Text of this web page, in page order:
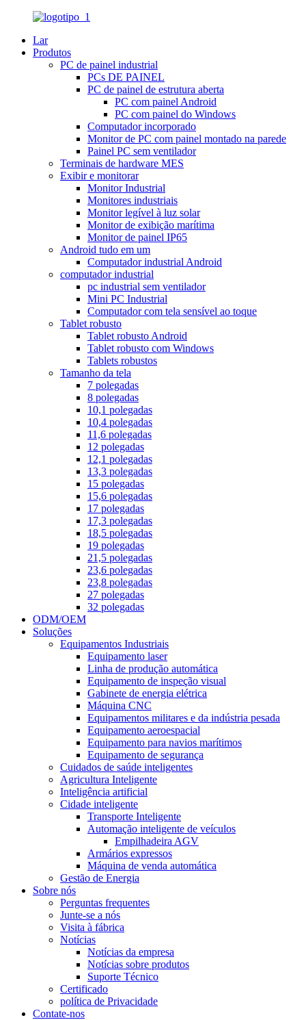
Lar
Produtos
PC de painel industrial
PCs DE PAINEL
PC de painel de estrutura aberta
PC com painel Android
PC com painel do Windows
Computador incorporado
Monitor de PC com painel montado na parede
Painel PC sem ventilador
Terminais de hardware MES
Exibir e monitorar
Monitor Industrial
Monitores industriais
Monitor legível à luz solar
Monitor de exibição marítima
Monitor de painel IP65
Android tudo em um
Computador industrial Android
computador industrial
pc industrial sem ventilador
Mini PC Industrial
Computador com tela sensível ao toque
Tablet robusto
Tablet robusto Android
Tablet robusto com Windows
Tablets robustos
Tamanho da tela
7 polegadas
8 polegadas
10,1 polegadas
10,4 polegadas
11,6 polegadas
12 polegadas
12,1 polegadas
13,3 polegadas
15 polegadas
15,6 polegadas
17 polegadas
17,3 polegadas
18,5 polegadas
19 polegadas
21,5 polegadas
23,6 polegadas
23,8 polegadas
27 polegadas
32 polegadas
ODM/OEM
Soluções
Equipamentos Industriais
Equipamento laser
Linha de produção automática
Equipamento de inspeção visual
Gabinete de energia elétrica
Máquina CNC
Equipamentos militares e da indústria pesada
Equipamento aeroespacial
Equipamento para navios marítimos
Equipamento de segurança
Cuidados de saúde inteligentes
Agricultura Inteligente
Inteligência artificial
Cidade inteligente
Transporte Inteligente
Automação inteligente de veículos
Empilhadeira AGV
Armários expressos
Máquina de venda automática
Gestão de Energia
Sobre nós
Perguntas frequentes
Junte-se a nós
Visita à fábrica
Notícias
Notícias da empresa
Notícias sobre produtos
Suporte Técnico
Certificado
política de Privacidade
Contate-nos